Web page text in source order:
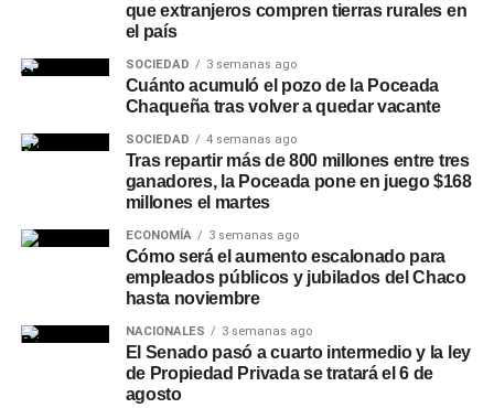
Sameepremarcaron que estas intervenciones
forman parte de un plan de trabajo preventivo que la
empresa desarrolla en distintos puntos de la provincia
para responder con rapidez a las variaciones hidrológicas
y asegurar la prestación del servicio, priorizando el
funcionamiento de las plantas potabilizadoras y el
abastecimiento a la población. La planta de Puerto
Lavalle distribuye agua potable a esa localidad y a Fortín
Lavalle, Juan José Castelli, Miraflores, El Espinillo y Villa
Río Bermejito.
que extranjeros compren tierras rurales en
el país
SOCIEDAD 3 semanas ago
Cuánto acumuló el pozo de la Poceada
Chaqueña tras volver a quedar vacante
SOCIEDAD 4 semanas ago
Tras repartir más de 800 millones entre tres
ganadores, la Poceada pone en juego $168
millones el martes
ECONOMÍA 3 semanas ago
Cómo será el aumento escalonado para
empleados públicos y jubilados del Chaco
hasta noviembre
NACIONALES 3 semanas ago
El Senado pasó a cuarto intermedio y la ley
de Propiedad Privada se tratará el 6 de
agosto